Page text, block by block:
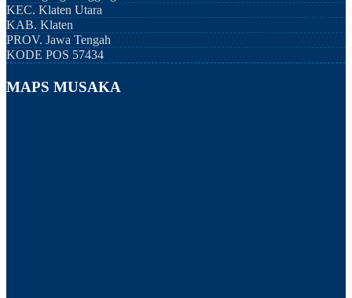
KEC. Klaten Utara
KAB. Klaten
PROV. Jawa Tengah
KODE POS 57434
MAPS MUSAKA